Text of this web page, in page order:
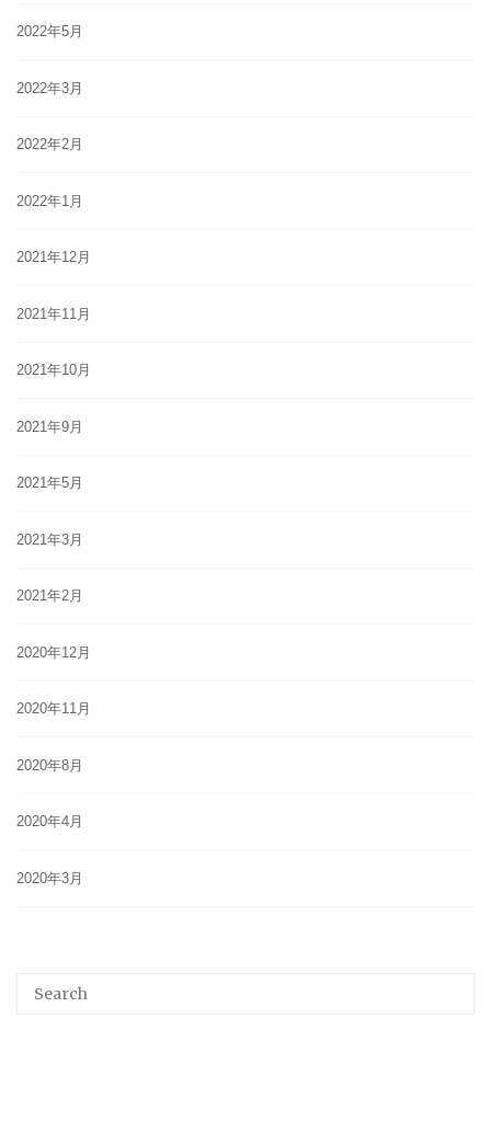
2022年5月
2022年3月
2022年2月
2022年1月
2021年12月
2021年11月
2021年10月
2021年9月
2021年5月
2021年3月
2021年2月
2020年12月
2020年11月
2020年8月
2020年4月
2020年3月